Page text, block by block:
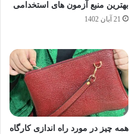
بهترین منبع آزمون های استخدامی
21 آبان 1402
همه چیز در مورد راه اندازی کارگاه